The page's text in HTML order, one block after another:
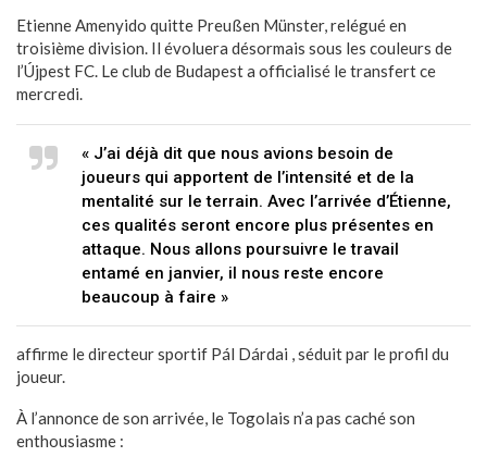
Etienne Amenyido quitte Preußen Münster, relégué en
troisième division. Il évoluera désormais sous les couleurs de
l’Újpest FC. Le club de Budapest a officialisé le transfert ce
mercredi.
« J’ai déjà dit que nous avions besoin de
joueurs qui apportent de l’intensité et de la
mentalité sur le terrain. Avec l’arrivée d’Étienne,
ces qualités seront encore plus présentes en
attaque. Nous allons poursuivre le travail
entamé en janvier, il nous reste encore
beaucoup à faire »
affirme le directeur sportif Pál Dárdai , séduit par le profil du
joueur.
À l’annonce de son arrivée, le Togolais n’a pas caché son
enthousiasme :